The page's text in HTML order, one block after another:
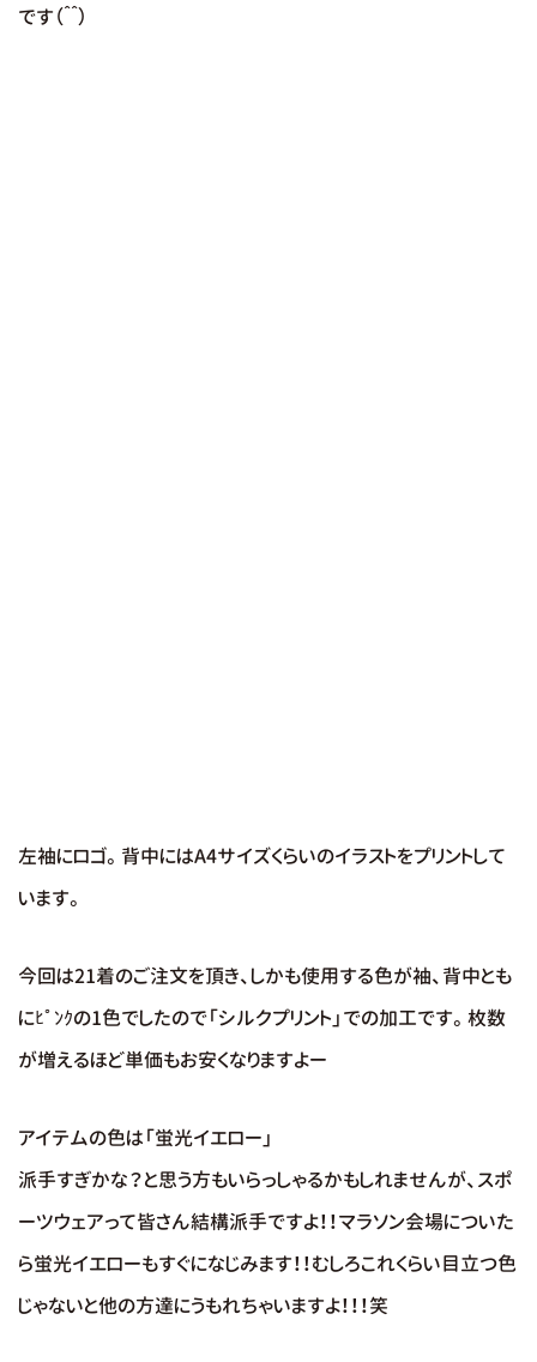
です（＾＾）
左袖にロゴ。背中にはA4サイズくらいのイラストをプリントして
います。
今回は21着のご注文を頂き、しかも使用する色が袖、背中とも
にﾋﾟﾝｸの1色でしたので「シルクプリント」での加工です。枚数
が増えるほど単価もお安くなりますよー
アイテムの色は「蛍光イエロー」
派手すぎかな？と思う方もいらっしゃるかもしれませんが、スポ
ーツウェアって皆さん結構派手ですよ！！マラソン会場についた
ら蛍光イエローもすぐになじみます！！むしろこれくらい目立つ色
じゃないと他の方達にうもれちゃいますよ！！！笑